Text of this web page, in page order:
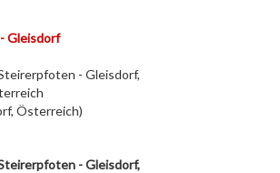
Gleisdorf
- Gleisdorf,
Österreich)
- Gleisdorf,